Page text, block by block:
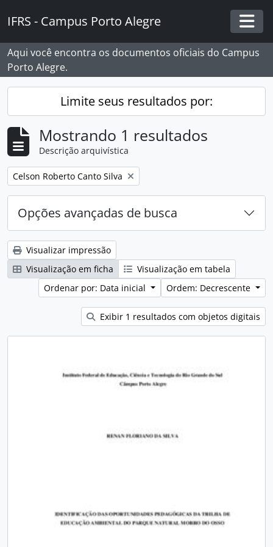
IFRS - Campus Porto Alegre
Aqui você encontra os documentos oficiais do Campus
Porto Alegre.
Limite seus resultados por:
Mostrando 1 resultados
Descrição arquivística
Remover filtro:
Celson Roberto Canto Silva
Opções avançadas de busca
Visualizar impressão
Visualização em ficha
Visualização em tabela
Ordenar por: Data inicial
Ordem: Decrescente
Exibir 1 resultados com objetos digitais